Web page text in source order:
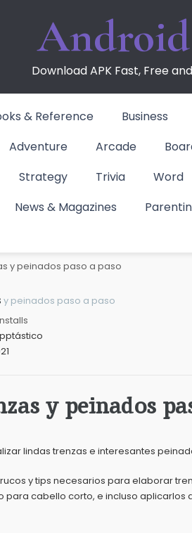
Download APK Fast, Free
& Reference Business
Adventure Arcade
Strategy Trivia Word
News & Magazines
peinados
y peinados paso a paso
y peinados paso a paso
y peinados
lindas trenzas e interesantes
y tips necesarios para elaborar
cabello corto, e incluso aplicarlos